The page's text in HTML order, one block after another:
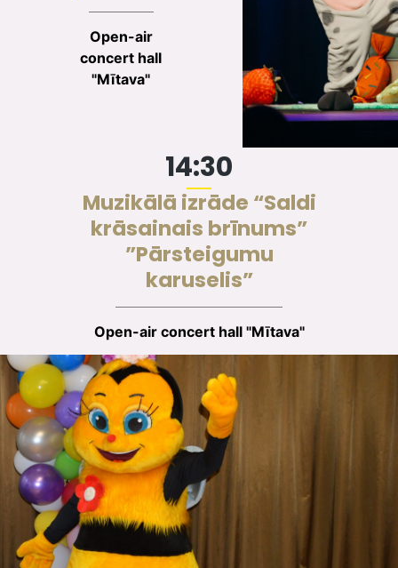
Open-air
concert hall
"Mītava"
14:30
Muzikālā izrāde “Saldi
krāsainais brīnums”
”Pārsteigumu
karuselis”
Open-air concert hall "Mītava"